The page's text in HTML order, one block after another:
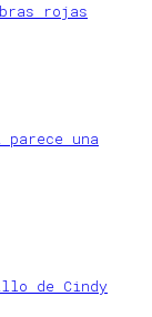
rojas
una
de Cindy